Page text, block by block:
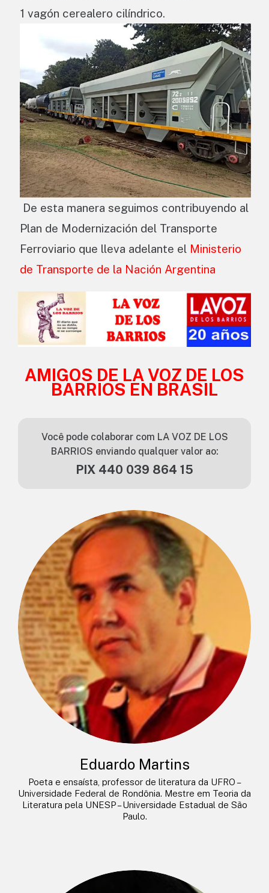
1 vagón cerealero cilíndrico.
De esta manera seguimos contribuyendo al
Plan de Modernización del Transporte
Ferroviario que lleva adelante el Ministerio
de Transporte de la Nación Argentina
AMIGOS DE LA VOZ DE LOS
BARRIOS EN BRASIL
Você pode colaborar com LA VOZ DE LOS
BARRIOS enviando qualquer valor ao:
PIX 440 039 864 15
Eduardo Martins
Poeta e ensaísta, professor de literatura da UFRO –
Universidade Federal de Rondônia. Mestre em Teoria da
Literatura pela UNESP – Universidade Estadual de São
Paulo.